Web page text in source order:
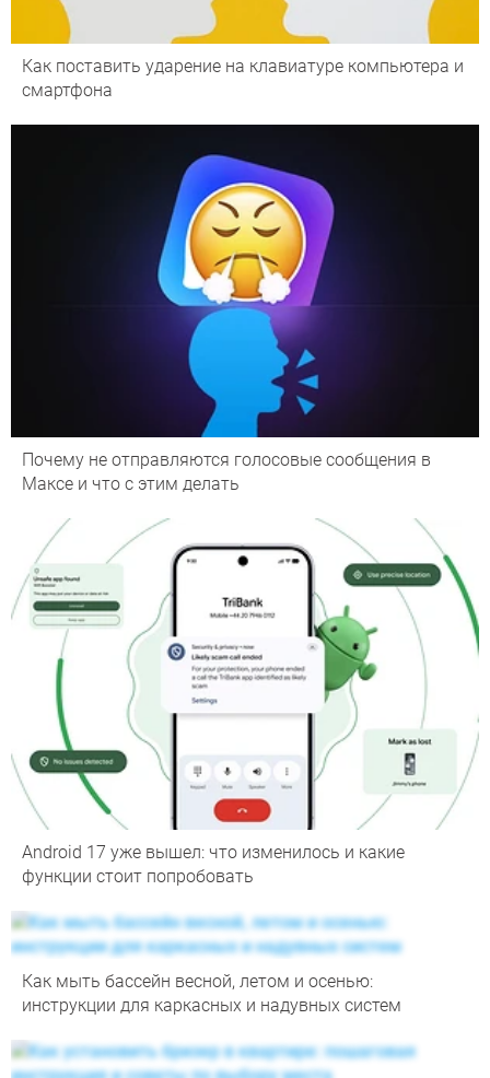
Как поставить ударение на клавиатуре компьютера и
смартфона
Почему не отправляются голосовые сообщения в
Максе и что с этим делать
Android 17 уже вышел: что изменилось и какие
функции стоит попробовать
Как мыть бассейн весной, летом и осенью:
инструкции для каркасных и надувных систем